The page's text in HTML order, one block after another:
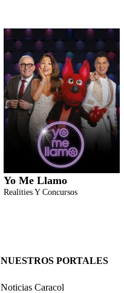
Yo Me Llamo
Realities Y Concursos
NUESTROS PORTALES
Noticias Caracol